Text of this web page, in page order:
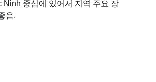
Ninh 중심에 있어서 지역 주요 장
음.